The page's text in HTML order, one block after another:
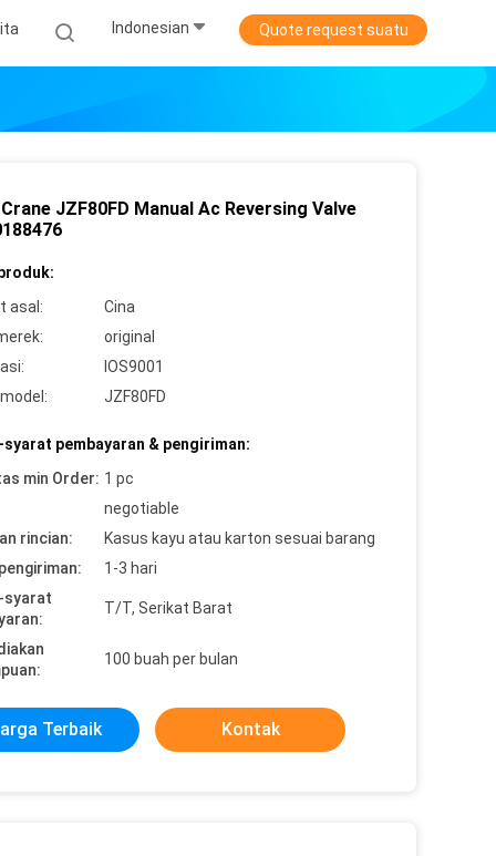
Indonesian Quote request suatu
JZF80FD Manual Ac Reversing Valve
asal:
Cina
original
IOS9001
JZF80FD
pembayaran & pengiriman:
min Order: 1 pc
negotiable
rincian:
Kasus kayu atau karton sesuai barang
1-3 hari
syarat
T/T, Serikat Barat
100 buah per bulan
Terbaik Kontak